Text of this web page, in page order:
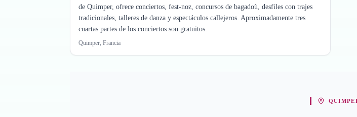
de Quimper, ofrece conciertos, fest-noz, concursos de bagadoù, desfiles con trajes
tradicionales, talleres de danza y espectáculos callejeros. Aproximadamente tres
cuartas partes de los conciertos son gratuitos.
Quimper, Francia